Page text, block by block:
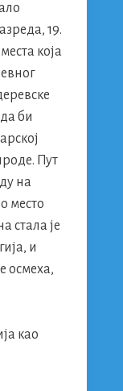
19.
која
би
Пут
на
место
стала је
и
осмеха,
као